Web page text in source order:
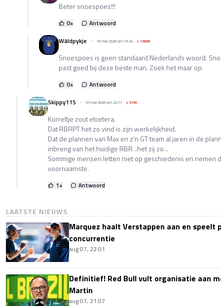
Beter snoespoes!!!
0+
Antwoord
Wâldpykje
10 mei 2026 om 15:34 +13898
Snoespoes is geen standaard Nederlands woord.
past goed bij deze beste man. Zoek het maar op.
0+
Antwoord
Skippy115
07 mei 2026 om 22:17 +5190
Korreltje zout etcetera.
Dat RBRPT het zo vind is zijn werkelijkheid.
Dat de plannen van Max en z'n GT team al jaren in de
inbreng van het huidige RBR ..het zij zo ..
Sommige mensen letten niet op geschiedenis en nemen
voornaamste.
1+ Antwoord
LAATSTE NIEUWS
Marquez haalt Verstappen aan en speelt
concurrentie
aug 07, 22:01
Definitief! Red Bull vult organisatie aan
Martin
aug 07, 21:07